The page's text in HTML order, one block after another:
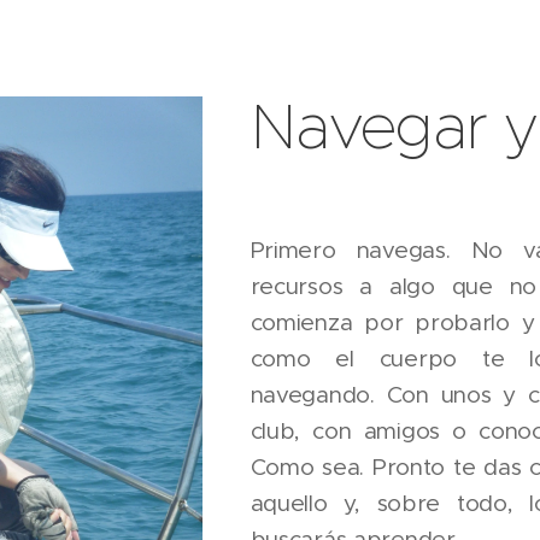
Navegar
Primero navegas. No
recursos a algo que
comienza por probarlo
como el cuerpo te
navegando. Con unos y
club, con amigos o
Como sea. Pronto te das
aquello y, sobre todo,